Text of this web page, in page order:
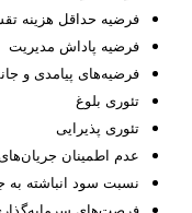
فرضیه حداقل هزینه
فرضیه پاداش مدیریت
فرضیه‌های پیامدی و
تئوری بلوغ
تئوری پذیرایی
عدم اطمینان
نسبت سود انباشته